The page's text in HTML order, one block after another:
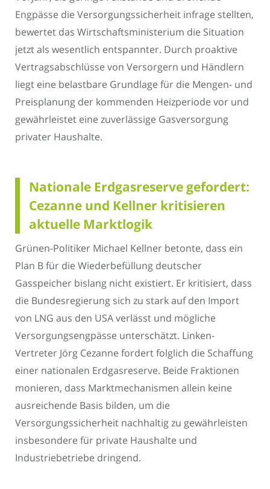
Engpässe die Versorgungssicherheit infrage stellten,
bewertet das Wirtschaftsministerium die Situation
jetzt als wesentlich entspannter. Durch proaktive
Vertragsabschlüsse von Versorgern und Händlern
liegt eine belastbare Grundlage für die Mengen- und
Preisplanung der kommenden Heizperiode vor und
gewährleistet eine zuverlässige Gasversorgung
privater Haushalte.
Nationale Erdgasreserve gefordert:
Cezanne und Kellner kritisieren
aktuelle Marktlogik
Grünen-Politiker Michael Kellner betonte, dass ein
Plan B für die Wiederbefüllung deutscher
Gasspeicher bislang nicht existiert. Er kritisiert, dass
die Bundesregierung sich zu stark auf den Import
von LNG aus den USA verlässt und mögliche
Versorgungsengpässe unterschätzt. Linken-
Vertreter Jörg Cezanne fordert folglich die Schaffung
einer nationalen Erdgasreserve. Beide Fraktionen
monieren, dass Marktmechanismen allein keine
ausreichende Basis bilden, um die
Versorgungssicherheit nachhaltig zu gewährleisten
insbesondere für private Haushalte und
Industriebetriebe dringend.